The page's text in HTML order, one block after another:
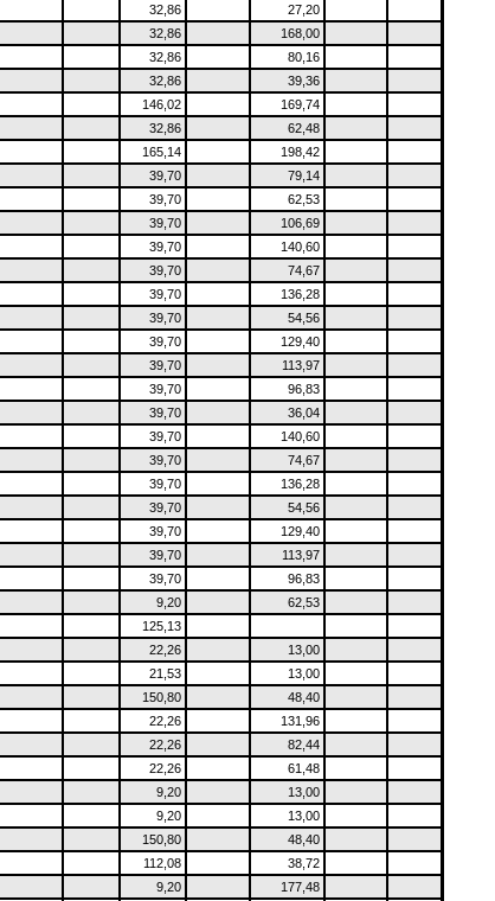
32,86
27,20
32,86
168,00
32,86
80,16
32,86
39,36
146,02
169,74
32,86
62,48
165,14
198,42
39,70
79,14
39,70
62,53
39,70
106,69
39,70
140,60
39,70
74,67
39,70
136,28
39,70
54,56
39,70
129,40
39,70
113,97
39,70
96,83
39,70
36,04
39,70
140,60
39,70
74,67
39,70
136,28
39,70
54,56
39,70
129,40
39,70
113,97
39,70
96,83
9,20
62,53
125,13
22,26
13,00
21,53
13,00
150,80
48,40
22,26
131,96
22,26
82,44
22,26
61,48
9,20
13,00
9,20
13,00
150,80
48,40
112,08
38,72
9,20
177,48